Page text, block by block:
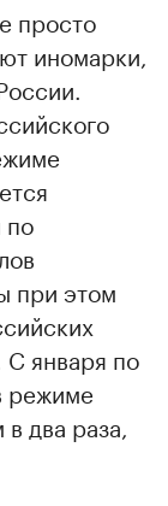
просто
иномарки,
по
при этом
С января по
режиме
два раза,